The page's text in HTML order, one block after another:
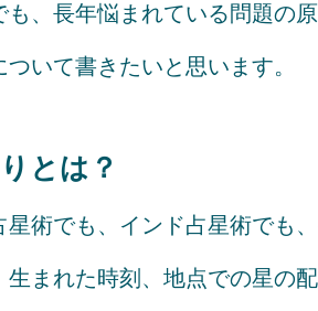
も、長年悩まれている問題の
ついて書きたいと思います。
とは？
星術でも、インド占星術でも
生まれた時刻、地点での星の